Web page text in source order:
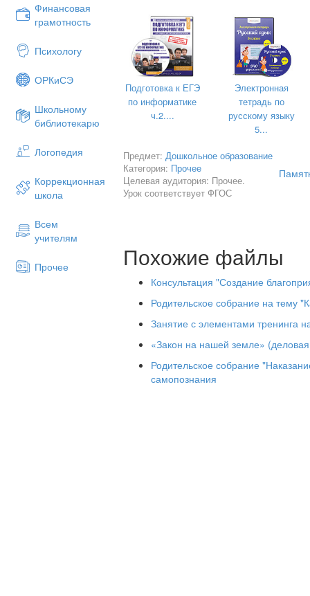
Финансовая
грамотность
Психологу
ОРКиСЭ
Школьному
библиотекарю
Логопедия
Коррекционная
школа
Всем
учителям
Прочее
Кричать и
Выставлять проступки
Приходить к детям
Обсуждать с родителями
Оставлять
Унижать
Подготовка к ЕГЭ
по информатике
ч.2....
Электронная
тетрадь по
русскому языку
5...
Предмет: Дошкольное образование
Категория: Прочее
Целевая аудитория: Прочее.
Урок соответствует ФГОС
Похожие файлы
Консультация "Создание
Родительское собрание на тему
Занятие с элементами тренинга
«Закон на нашей земле»
Родительское собрание
самопознания